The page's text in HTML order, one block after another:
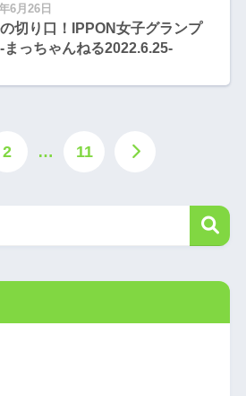
6月26日
切り口！IPPON女子グランプ
まっちゃんねる2022.6.25-
2 … 11